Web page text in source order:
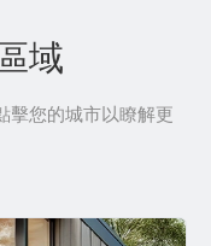
域
擊您的城市以瞭解更